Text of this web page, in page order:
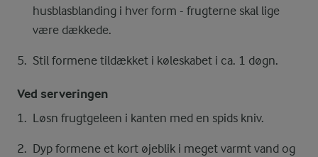
husblasblanding i hver form - frugterne skal lige
være dækkede.
Stil formene tildækket i køleskabet i ca. 1 døgn.
Ved serveringen
Løsn frugtgeleen i kanten med en spids kniv.
Dyp formene et kort øjeblik i meget varmt vand og